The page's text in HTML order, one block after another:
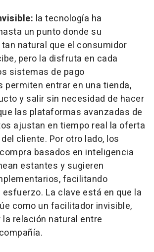
la tecnología ha
un punto donde su
natural que el consumidor
pero la disfruta en cada
sistemas de pago
permiten entrar en una tienda,
y salir sin necesidad de hacer
las plataformas avanzadas de
ajustan en tiempo real la oferta
cliente. Por otro lado, los
basados en inteligencia
estantes y sugieren
facilitando
La clave está en que la
como un facilitador invisible,
relación natural entre